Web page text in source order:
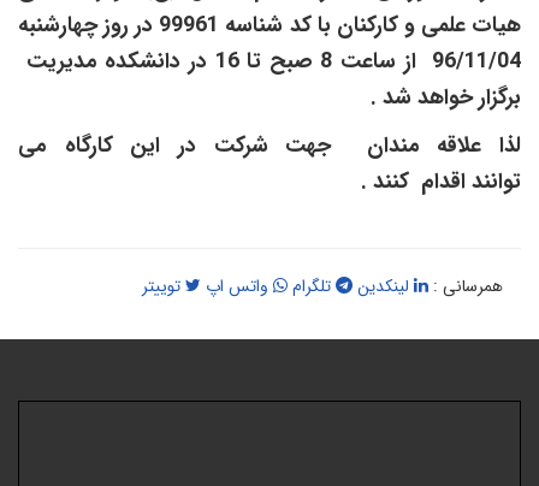
علمی و کارکنان
با کد شناسه 99961 در روز چهارشنبه
96/11/04 از ساعت 8 صبح تا 16 در دانشکده مدیریت
خواهد شد .
علاقه مندان جهت شرکت در این کارگاه می
اقدام کنند .
همرسانی : لینکدین تلگرام واتس اپ توییتر